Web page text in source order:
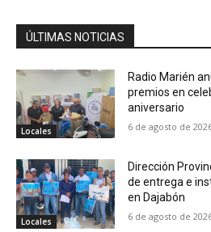
ÚLTIMAS NOTICIAS
Locales
Radio Marién
premios en
aniversario
6 de agosto de
Locales
Dirección
de entrega e
en Dajabón
6 de agosto de